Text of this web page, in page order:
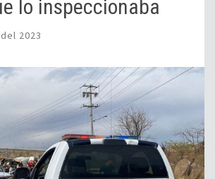
lo inspeccionaba
2023